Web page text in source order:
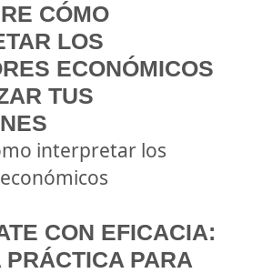
CÓMO
LOS
ECONÓMICOS
TUS
interpretar los
CON EFICACIA:
PRÁCTICA PARA